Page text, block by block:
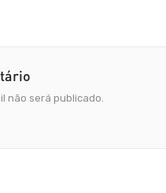
não será publicado.